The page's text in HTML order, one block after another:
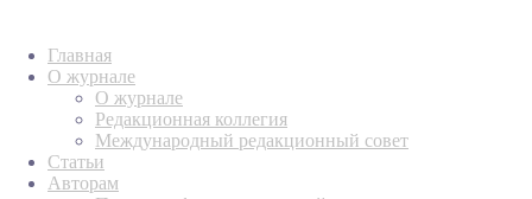
Главная
О журнале
О журнале
Редакционная коллегия
Международный редакционный совет
Статьи
Авторам